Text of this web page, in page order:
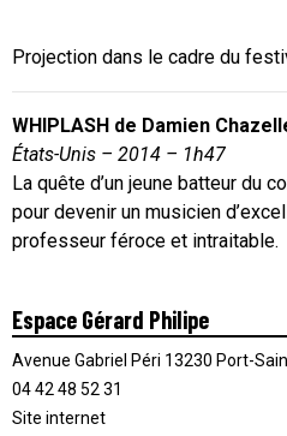
Projection dans le cadre du
WHIPLASH de Damien
États-Unis – 2014 – 1h47
La quête d’un jeune batteur du
pour devenir un musicien
professeur féroce et intraitable.
Espace Gérard Philipe
Avenue Gabriel Péri 13230 Port-
04 42 48 52 31
Site internet